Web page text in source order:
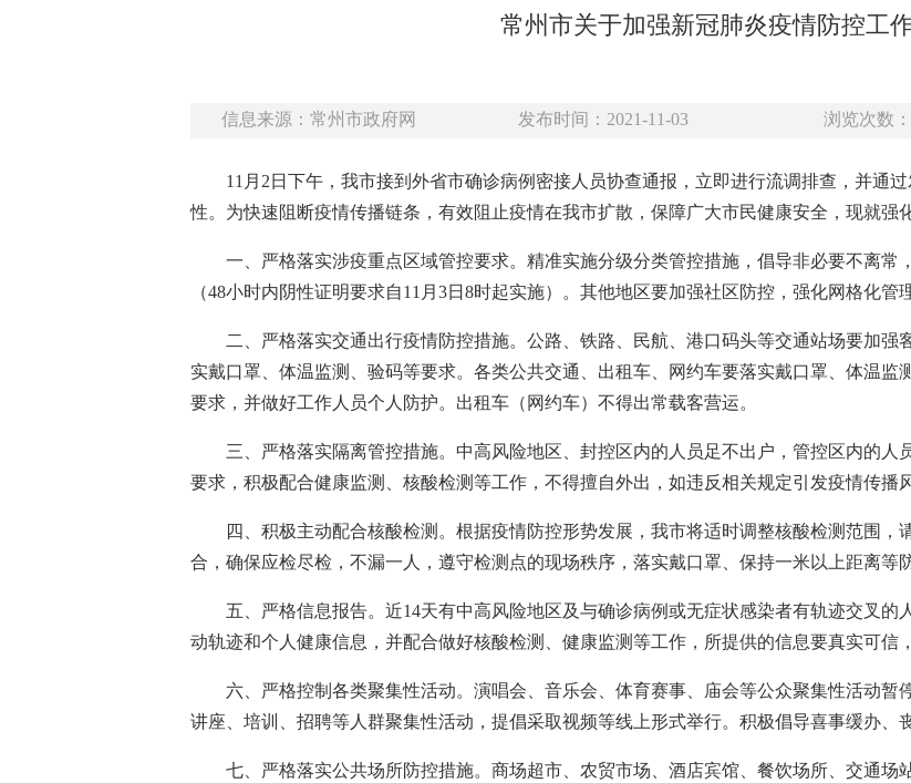
常州市关于加强新冠肺炎疫情防控工
信息来源：常州市政府网 发布时间：2021-11-03 浏览次数：
11月2日下午，我市接到外省市确诊病例密接人员协查通报，立即进行流调排查，并通
性。为快速阻断疫情传播链条，有效阻止疫情在我市扩散，保障广大市民健康安全，现就强
一、严格落实涉疫重点区域管控要求。精准实施分级分类管控措施，倡导非必要不离常
（48小时内阴性证明要求自11月3日8时起实施）。其他地区要加强社区防控，强化网格化管
二、严格落实交通出行疫情防控措施。公路、铁路、民航、港口码头等交通站场要加
实戴口罩、体温监测 、验码等要求。各类公共交通、出租车、网约车要落实戴口罩、体温监
要求，并做好工作人员个人防护。出租车（网约车）不得出常载客营运。
三、严格落实隔离管控措施。中高风险地区、封控区内的人员足不出户，管控区内的
要求，积极配合健康监测、核酸检测等工作，不得擅自外出，如违反相关规定引发疫情传播
四、积极主动配合核酸检测。根据疫情防控形势发展，我市将适时调整核酸检测范围
合，确保应检尽检，不漏一人，遵守检测点的现场秩序，落实戴口罩、保持一米以上距离等
五、严格信息报告。近14天有中高风险地区及与确诊病例或无症状感染者有轨迹交叉
动轨迹和个人健康信息，并配合做好核酸检测、健康监测等工作，所提供的信息要真实可信
六、严格控制各类聚集性活动。演唱会、音乐会、体育赛事、庙会等公众聚集性活动暂
讲座、培训、招聘等人群聚集性活动，提倡采取视频等线上形式举行。积极倡导喜事缓办、
七、严格落实公共场所防控措施。商场超市、农贸市场、酒店宾馆、餐饮场所、交通场